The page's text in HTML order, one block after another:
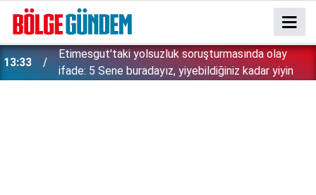
13:33
Etimesgut'taki yolsuzluk soruşturmasında olay
ifade: 5 Sene buradayız, yiyebildiğiniz kadar yiyin